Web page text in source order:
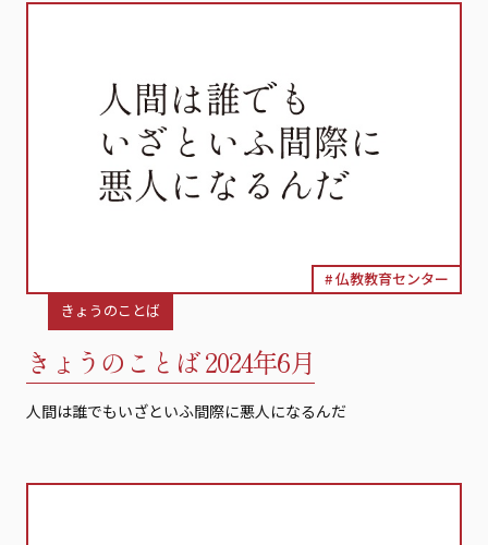
仏教教育センター
きょうのことば
きょうのことば 2024年6月
人間は誰でもいざといふ間際に悪人になるんだ